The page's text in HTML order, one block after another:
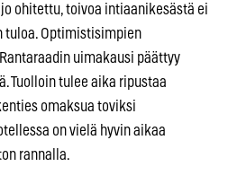
ohitettu, toivoa intiaanikesästä ei
tuloa. Optimistisimpien
uimakausi päättyy
Tuolloin tulee aika ripustaa
omaksua toviksi
on vielä hyvin aikaa
rannalla.